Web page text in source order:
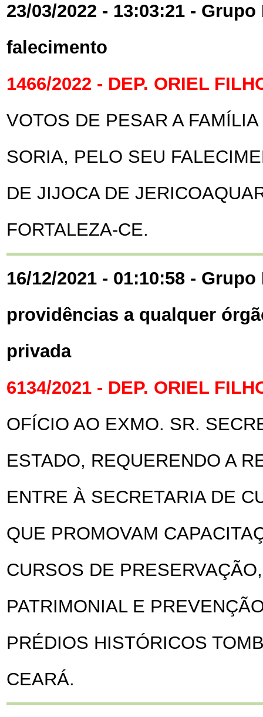
23/03/2022 - 13:03:21 -
falecimento
1466/2022 - DEP. ORIEL
VOTOS DE PESAR A
SORIA, PELO SEU
DE JIJOCA DE
FORTALEZA-CE.
16/12/2021 - 01:10:58 -
providências a qualquer
privada
6134/2021 - DEP. ORIEL
OFÍCIO AO EXMO. SR.
ESTADO, REQUERENDO A
ENTRE À SECRETARIA DE
QUE PROMOVAM
CURSOS DE
PATRIMONIAL E
PRÉDIOS HISTÓRICOS
CEARÁ.